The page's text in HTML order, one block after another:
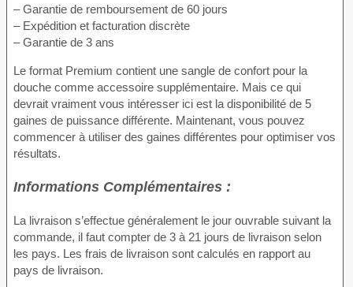
– Garantie de remboursement de 60 jours
– Expédition et facturation discrète
– Garantie de 3 ans
Le format Premium contient une sangle de confort pour la
douche comme accessoire supplémentaire. Mais ce qui
devrait vraiment vous intéresser ici est la disponibilité de 5
gaines de puissance différente. Maintenant, vous pouvez
commencer à utiliser des gaines différentes pour optimiser vos
résultats.
Informations Complémentaires :
La livraison s’effectue généralement le jour ouvrable suivant la
commande, il faut compter de 3 à 21 jours de livraison selon
les pays. Les frais de livraison sont calculés en rapport au
pays de livraison.